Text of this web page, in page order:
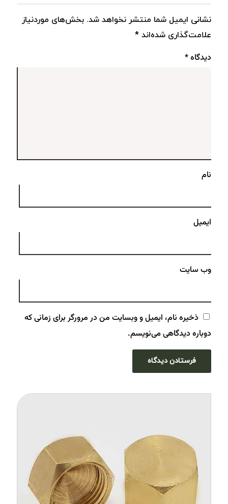
نشانی ایمیل شما منتشر نخواهد شد. بخش‌های موردنیاز
علامت‌گذاری شده‌اند *
دیدگاه*
نام
ایمیل
وب‌ سایت
ذخیره نام، ایمیل و وبسایت من در مرورگر برای زمانی که
دوباره دیدگاهی می‌نویسم.